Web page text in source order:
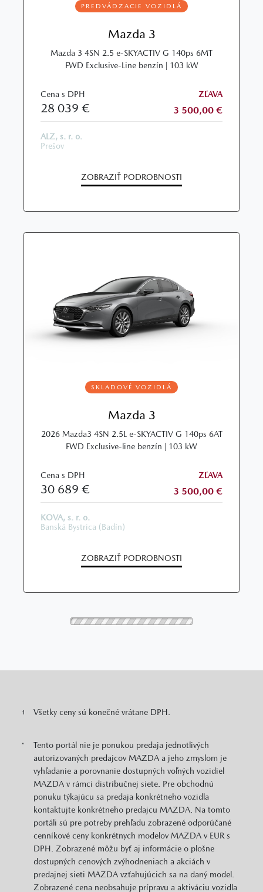
PREDVÁDZACIE VOZIDLÁ
Mazda 3
Mazda 3 4SN 2.5 e-SKYACTIV G 140ps 6MT
FWD Exclusive-Line benzín | 103 kW
Cena s DPH
28 039 €
ZĽAVA
3 500,00 €
ALZ, s. r. o.
Prešov
ZOBRAZIŤ PODROBNOSTI
SKLADOVÉ VOZIDLÁ
Mazda 3
2026 Mazda3 4SN 2.5L e‑SKYACTIV G 140ps 6AT
FWD Exclusive‑line benzín | 103 kW
Cena s DPH
30 689 €
ZĽAVA
3 500,00 €
KOVA, s. r. o.
Banská Bystrica (Badín)
ZOBRAZIŤ PODROBNOSTI
UŽ OD205 €/ MESIAC
SKLADOVÉ VOZIDLÁ
Mazda 3
2,5L e-Skyactiv-G140 automat EXCLUSIVE-LINE
benzín | 103 kW
Cena s DPH
30 889 €
ZĽAVA
3 500,00 €